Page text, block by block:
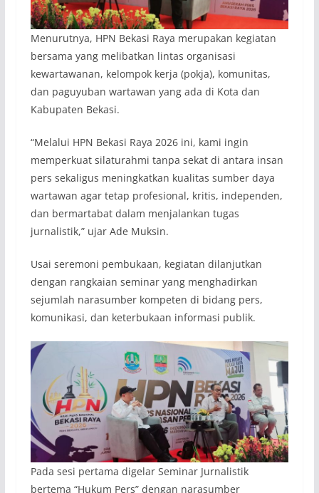
Menurutnya, HPN Bekasi Raya merupakan kegiatan
bersama yang melibatkan lintas organisasi
kewartawanan, kelompok kerja (pokja), komunitas,
dan paguyuban wartawan yang ada di Kota dan
Kabupaten Bekasi.
“Melalui HPN Bekasi Raya 2026 ini, kami ingin
memperkuat silaturahmi tanpa sekat di antara insan
pers sekaligus meningkatkan kualitas sumber daya
wartawan agar tetap profesional, kritis, independen,
dan bermartabat dalam menjalankan tugas
jurnalistik,” ujar Ade Muksin.
Usai seremoni pembukaan, kegiatan dilanjutkan
dengan rangkaian seminar yang menghadirkan
sejumlah narasumber kompeten di bidang pers,
komunikasi, dan keterbukaan informasi publik.
Pada sesi pertama digelar Seminar Jurnalistik
bertema “Hukum Pers” dengan narasumber